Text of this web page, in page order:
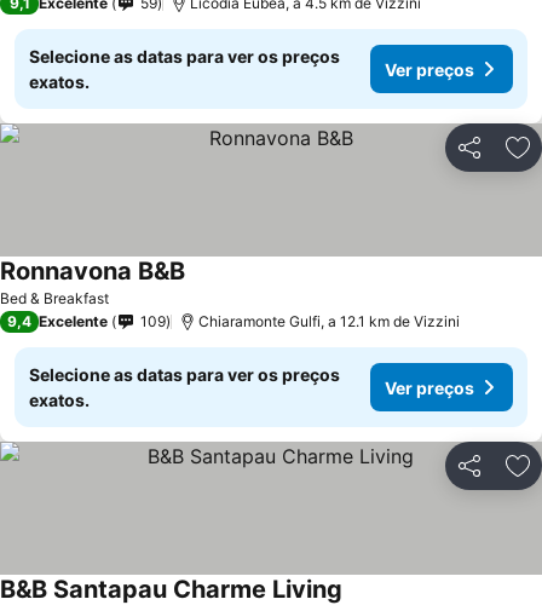
Selecione as datas para ver os preços
exatos.
Ver preços
Partilhar
Bed & Breakfast
Ronnavona B&B
9,4 Excelente 109 Chiaramonte Gulfi, a 12.1 km de Vizzini
Selecione as datas para ver os preços
exatos.
Ver preços
Partilhar
B&B Santapau Charme Living